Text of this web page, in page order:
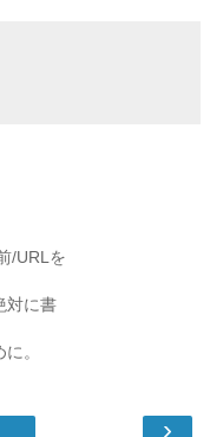
/URLを
対に書
。
›